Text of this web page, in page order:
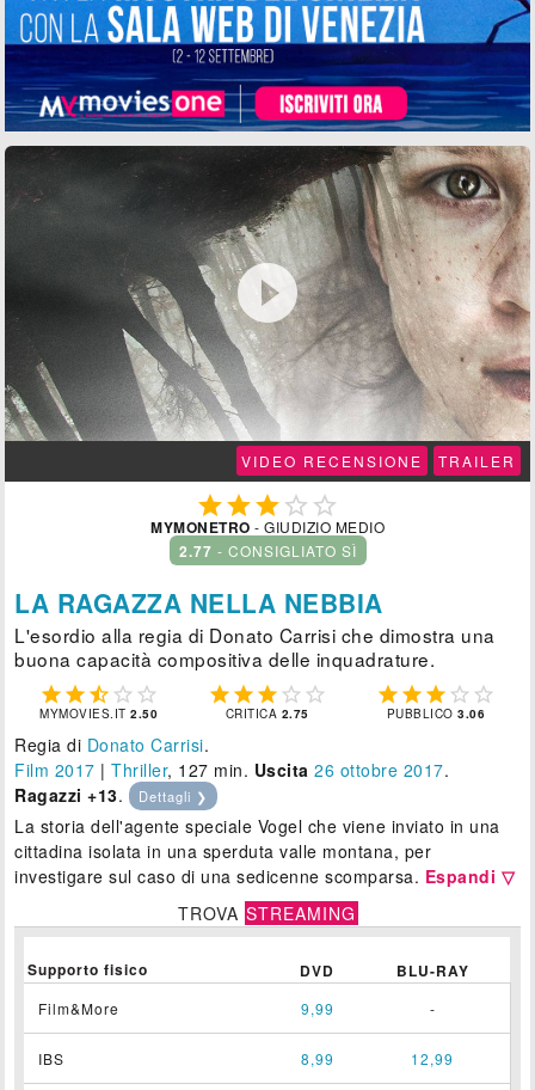

VIDEO RECENSIONE TRAILER
  
MYMONETRO - GIUDIZIO MEDIO
2.77 - CONSIGLIATO SÌ
LA RAGAZZA NELLA NEBBIA
L'esordio alla regia di Donato Carrisi che dimostra una
buona capacità compositiva delle inquadrature.
    
MYMOVIES.IT2.50
    
CRITICA 2.75
    
PUBBLICO3.06
Regia di Donato Carrisi.
Film 2017 |Thriller, 127 min. Uscita 26 ottobre 2017.
Ragazzi +13. Dettagli ❯
La storia dell'agente speciale Vogel che viene inviato in una
cittadina isolata in una sperduta valle montana, per
investigare sul caso di una sedicenne scomparsa. Espandi ▽
TROVA STREAMING
Supporto fisico DVD BLU-RAY
Film&More 9,99 -
IBS 8,99 12,99